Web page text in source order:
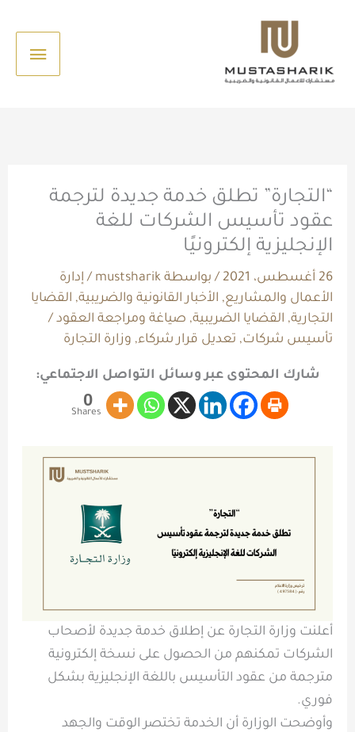
“التجارة” تطلق خدمة جديدة لترجمة
عقود تأسيس الشركات للغة
الإنجليزية إلكترونيًا
26 أغسطس، 2021 / بواسطة mustsharik
/ إدارة
الأعمال والمشاريع, الأخبار القانونية والضريبية, القضايا
التجارية, القضايا الضريبية, صياغة ومراجعة العقود/
تأسيس شركات, تعديل قرار شركاء, وزارة التجارة
شارك المحتوى عبر وسائل التواصل الاجتماعي:
0
Shares
أعلنت وزارة التجارة عن إطلاق خدمة جديدة لأصحاب
الشركات تمكنهم من الحصول على نسخة إلكترونية
مترجمة من عقود التأسيس باللغة الإنجليزية بشكل
فوري.
وأوضحت الوزارة أن الخدمة تختصر الوقت والجهد